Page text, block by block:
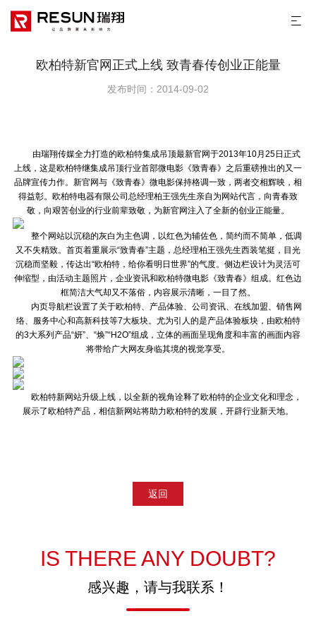
欧柏特新官网正式上线 致青春传创业正能量
发布时间：2014-09-02
由瑞翔传媒全力打造的欧柏特集成吊顶最新官网于2013年10月25日正式
上线，这是欧柏特继集成吊顶行业首部微电影《致青春》之后重磅推出的又一
品牌宣传力作。新官网与《致青春》微电影保持格调一致，两者交相辉映，相
得益彰。欧柏特电器有限公司总经理柏王强先生亲自为网站代言，向青春致
敬，向艰苦创业的行业前辈致敬，为新官网注入了全新的创业正能量。
整个网站以沉稳的灰白为主色调，以红色为辅佐色，简约而不简单，低调
又不失精致。首页着重展示“致青春”主题，总经理柏王强先生西装笔挺，目光
沉稳而坚毅，传达出“欧柏特，给你看明日世界”的气度。侧边栏设计为灵活可
伸缩型，由活动主题照片，企业资讯和欧柏特微电影《致青春》组成。红色边
框简洁大气却又不落俗，内容展示清晰，一目了然。
内页导航栏设置了关于欧柏特、产品体验、公司资讯、在线加盟、销售网
络、服务中心和高新科技等7大板块。尤为引人的是产品体验板块，由欧柏特
的3大系列产品“妍”、“焕”“H2O”组成，立体的画面呈现角度和丰富的画面内容
将带给广大网友身临其境的视觉享受。
欧柏特新网站升级上线，以全新的视角诠释了欧柏特的企业文化和理念，
展示了欧柏特产品，相信新网站将助力欧柏特的发展，开辟行业新天地。
返回
IS THERE ANY DOUBT?
感兴趣，请与我联系！